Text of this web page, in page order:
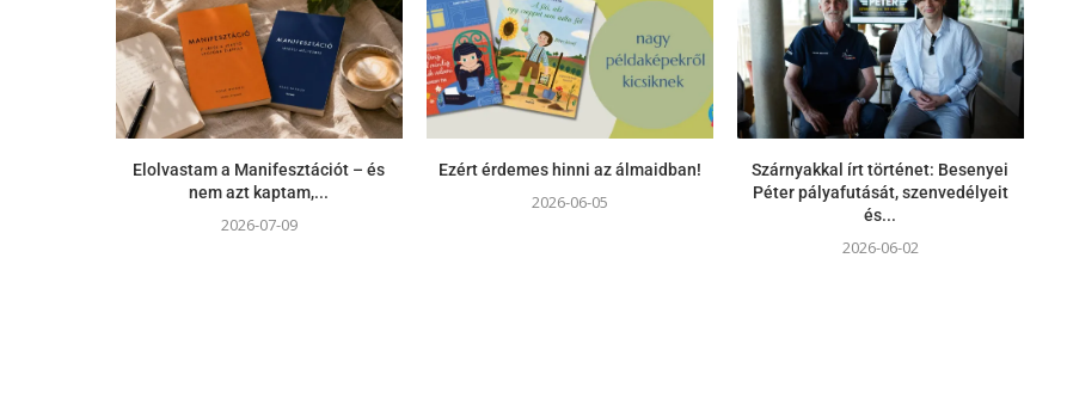
Elolvastam a Manifesztációt – és
nem azt kaptam,...
2026-07-09
Ezért érdemes hinni az álmaidban!
2026-06-05
Szárnyakkal írt történet: Besenyei
Péter pályafutását, szenvedélyeit
és...
2026-06-02